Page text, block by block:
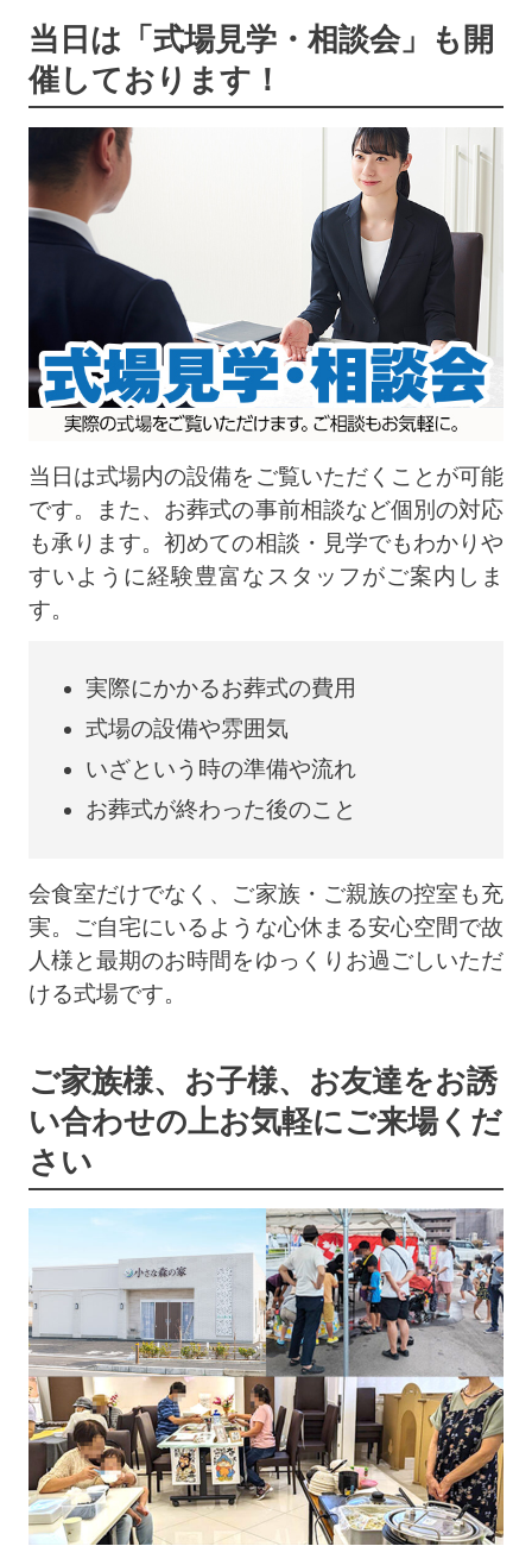
当日は「式場見学・相談会」も開
催しております！
当日は式場内の設備をご覧いただくことが可能
です。また、お葬式の事前相談など個別の対応
も承ります。初めての相談・見学でもわかりや
すいように経験豊富なスタッフがご案内しま
す。
実際にかかるお葬式の費用
式場の設備や雰囲気
いざという時の準備や流れ
お葬式が終わった後のこと
会食室だけでなく、ご家族・ご親族の控室も充
実。ご自宅にいるような心休まる安心空間で故
人様と最期のお時間をゆっくりお過ごしいただ
ける式場です。
ご家族様、お子様、お友達をお誘
い合わせの上お気軽にご来場くだ
さい